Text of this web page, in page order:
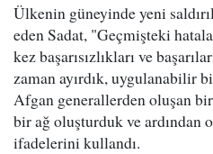
Ülkenin güneyinde yeni
eden Sadat, "Geçmişteki
kez başarısızlıkları ve
zaman ayırdık, uygulanabilir
Afgan generallerden oluşan
bir ağ oluşturduk ve ardından
ifadelerini kullandı.